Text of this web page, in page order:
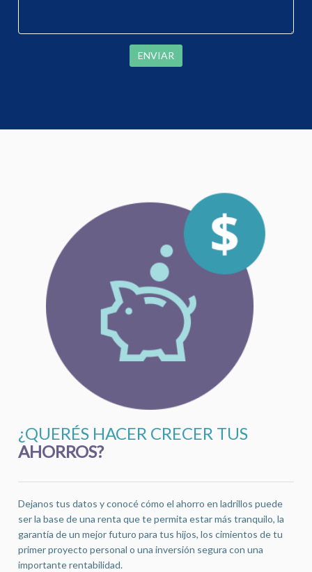
ENVIAR
¿QUERÉS HACER CRECER TUS
AHORROS?
Dejanos tus datos y conocé cómo el ahorro en ladrillos puede
ser la base de una renta que te permita estar más tranquilo, la
garantía de un mejor futuro para tus hijos, los cimientos de tu
primer proyecto personal o una inversión segura con una
importante rentabilidad.